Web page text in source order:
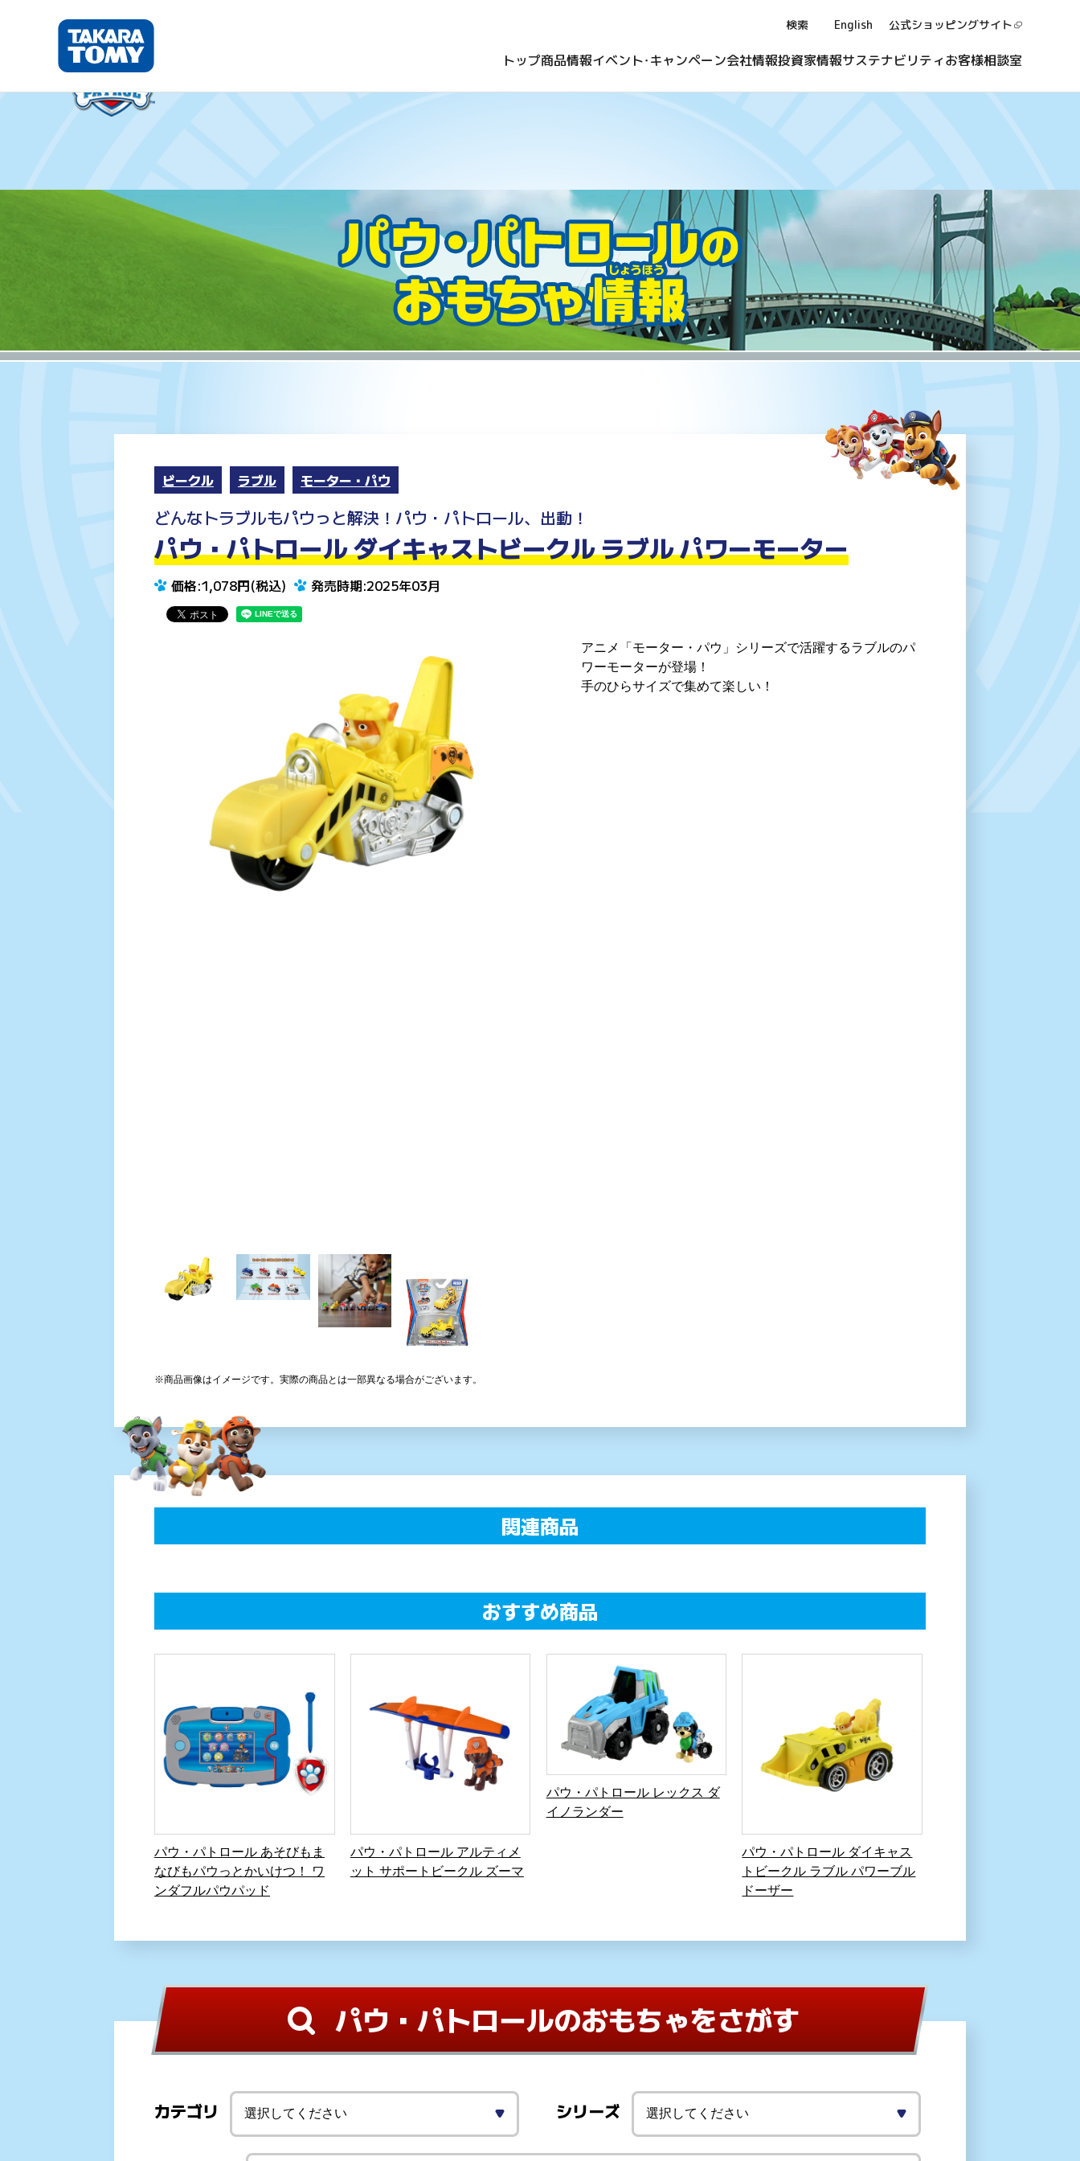
検索 English 公式ショッピングサイト
トップ商品情報イベント・キャンペーン会社情報投資家情報サステナビリティお客様相談室
ビークル ラブル モーター・パウ
どんなトラブルもパウっと解決！パウ・パトロール、出動！
パウ・パトロール ダイキャストビークル ラブル パワーモーター
価格:1,078円(税込) 発売時期:2025年03月
※商品画像はイメージです。実際の商品とは一部異なる場合がございます。
アニメ「モーター・パウ」シリーズで活躍するラブルのパ
ワーモーターが登場！
手のひらサイズで集めて楽しい！
関連商品
おすすめ商品
パウ・パトロール あそびもま
なびもパウっとかいけつ！ ワ
ンダフルパウパッド
パウ・パトロール アルティメ
ット サポートビークル ズーマ
パウ・パトロール レックス ダ
イノランダー
パウ・パトロール ダイキャス
トビークル ラブル パワーブル
ドーザー
パウ・パトロールのおもちゃをさがす
カテゴリ シリーズ